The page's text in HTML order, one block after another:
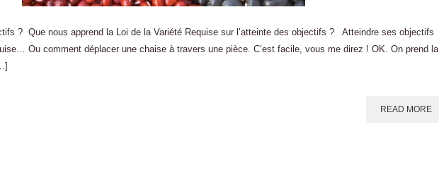
? Que nous apprend la Loi de la Variété Requise sur l’atteinte des objectifs ? Atteindre ses objectifs
Ou comment déplacer une chaise à travers une pièce. C’est facile, vous me direz ! OK. On prend la
READ MORE